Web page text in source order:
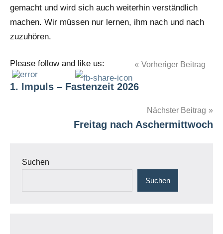
gemacht und wird sich auch weiterhin verständlich
machen. Wir müssen nur lernen, ihm nach und nach
zuzuhören.
Please follow and like us:
Beitragsnavigation Vorheriger Beitrag
1. Impuls – Fastenzeit 2026
Nächster Beitrag
Freitag nach Aschermittwoch
Suchen
Suchen